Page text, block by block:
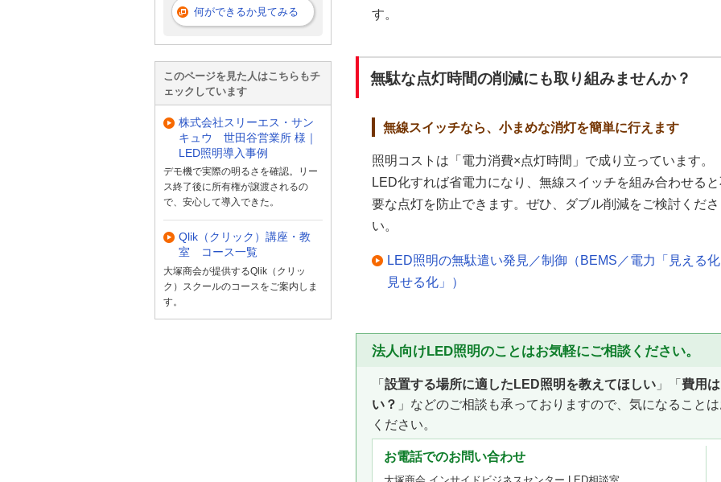
す。
無駄な点灯時間の削減にも取り組みませんか？
無線スイッチなら、小まめな消灯を簡単に行えます
照明コストは「電力消費×点灯時間」で成り立っています。
LED化すれば省電力になり、無線スイッチを組み合わせる
要な点灯を防止できます。ぜひ、ダブル削減をご検討くださ
い。
LED照明の無駄遣い発見／制御（BEMS／電力「見える
見せる化」）
法人向けLED照明のことはお気軽にご相談ください。
「 設置する場所に適したLED照明を教えてほしい 」「 費用
い？ 」などのご相談も承っておりますので、気になること
ください。
お電話でのお問い合わせ
何ができるか見てみる
このページを見た人はこちらもチ
ェックしています
株式会社スリーエス・サン
キュウ 世田谷営業所 様｜
LED照明導入事例
デモ機で実際の明るさを確認。リー
ス終了後に所有権が譲渡されるの
で、安心して導入できた。
Qlik（クリック）講座・教
室 コース一覧
大塚商会が提供するQlik（クリッ
ク）スクールのコースをご案内しま
す。